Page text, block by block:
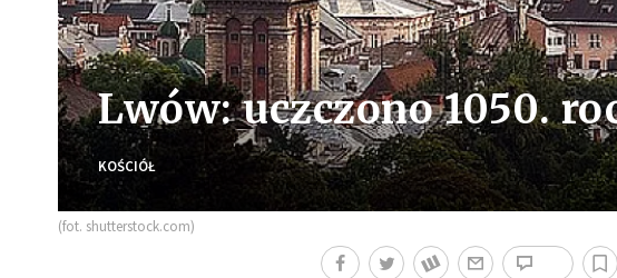
Lwów: uczczono 1050.
KOŚCIÓŁ
(fot. shutterstock.com)